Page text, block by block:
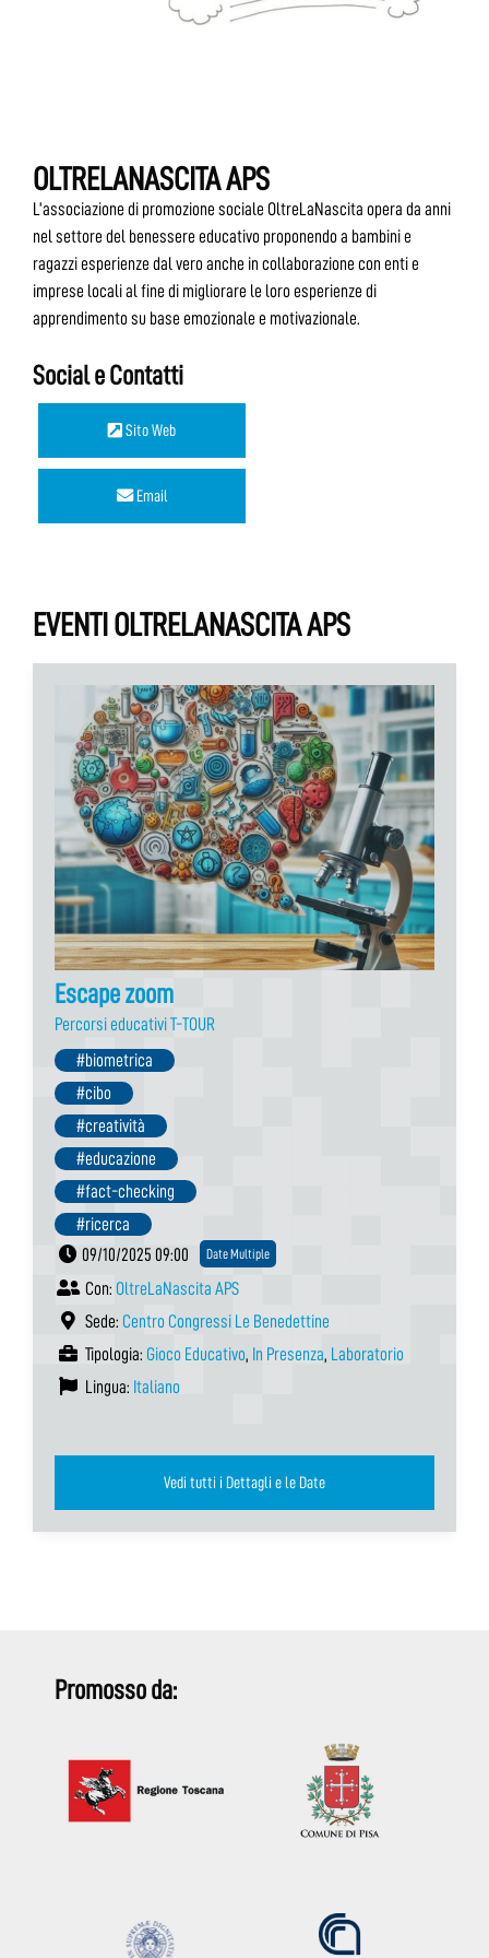
OLTRELANASCITA APS
L’associazione di promozione sociale OltreLaNascita opera da anni
nel settore del benessere educativo proponendo a bambini e
ragazzi esperienze dal vero anche in collaborazione con enti e
imprese locali al fine di migliorare le loro esperienze di
apprendimento su base emozionale e motivazionale.
Social e Contatti
Sito Web
Email
EVENTI OLTRELANASCITA APS
Escape zoom
Percorsi educativi T-TOUR
#biometrica
#cibo
#creatività
#educazione
#fact-checking
#ricerca
09/10/2025 09:00
Date Multiple
Con: OltreLaNascita APS
Sede: Centro Congressi Le Benedettine
Tipologia: Gioco Educativo, In Presenza, Laboratorio
Lingua: Italiano
Vedi tutti i Dettagli e le Date
Promosso da: